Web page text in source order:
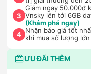
3
Giảm ngay 50.000đ
Vnsky lên tới 6GB
(Khám phá ngay)
4 Nhận báo giá tốt
khi mua số lượng lớn
ƯU ĐÃI THÊM